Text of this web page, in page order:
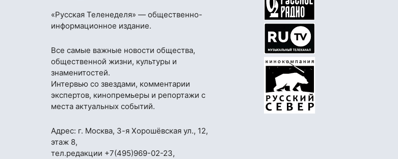
«Русская Теленеделя» — общественно-
информационное издание.
Все самые важные новости общества,
общественной жизни, культуры и
знаменитостей.
Интервью со звездами, комментарии
экспертов, кинопремьеры и репортажи с
места актуальных событий.
Адрес: г. Москва, 3-я Хорошёвская ул., 12,
этаж 8,
тел.редакции +7(495)969-02-23,